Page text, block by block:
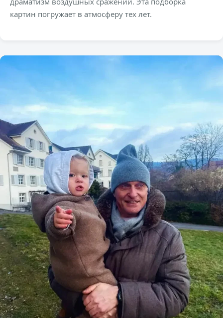
картин погружает в атмосферу тех лет.